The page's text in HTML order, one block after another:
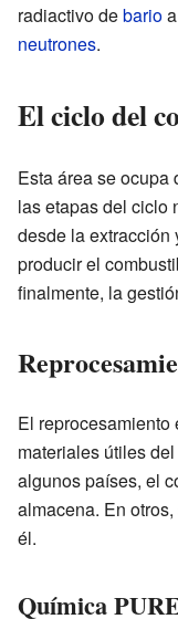
radiactivo debario
neutrones.
El ciclo del
Esta área se
las etapas del ciclo
desde la extracción
producir el
finalmente, la
El reprocesamiento
materiales útiles
algunos países, el
almacena. En
él.
Química